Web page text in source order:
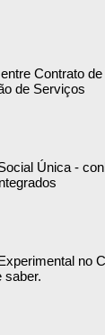
Contrato
de Serviços
Única -
no
saber.